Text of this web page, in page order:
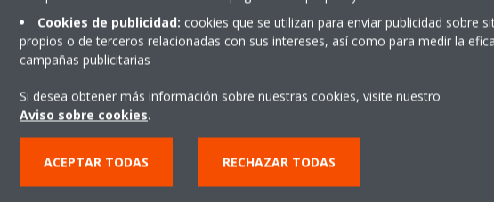
técnica? Distribuidores
Cookies de publicidad: cookies que se utilizan para enviar publicidad sobre
propios o de terceros relacionadas con sus intereses, así como para medir la
campañas publicitarias
Si desea obtener más información sobre nuestras cookies, visite nuestro
Aviso sobre cookies.
ACEPTAR TODAS RECHAZAR TODAS